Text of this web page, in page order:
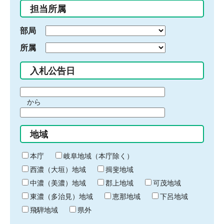
入
力
担当所属
部局
所属
入札公告日
間
始
り
から
間
終
わ
り
地域
本庁
岐阜地域（本庁除く）
西濃（大垣）地域
揖斐地域
中濃（美濃）地域
郡上地域
可茂地域
東濃（多治見）地域
恵那地域
下呂地域
飛騨地域
県外